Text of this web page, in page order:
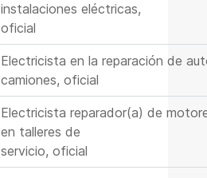
instalaciones eléctricas,
oficial
Electricista en la reparación de
camiones, oficial
Electricista reparador(a) de
en talleres de
servicio, oficial